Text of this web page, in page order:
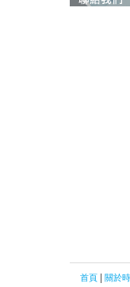
首頁| 關於